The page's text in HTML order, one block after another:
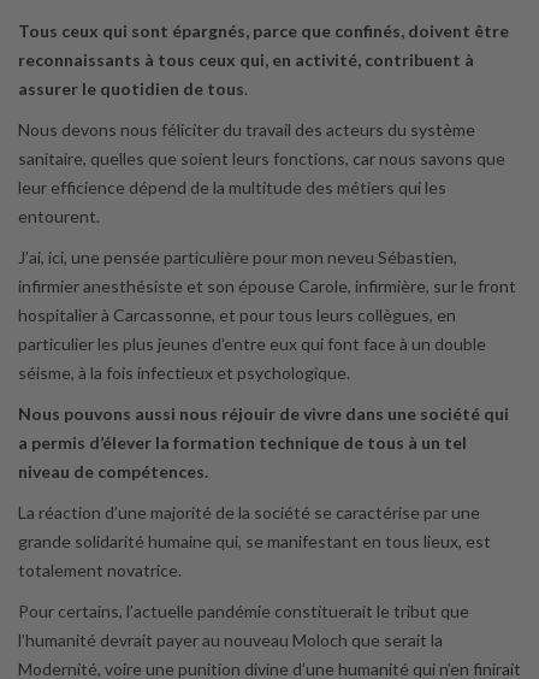
Tous ceux qui sont épargnés, parce que confinés, doivent être
reconnaissants à tous ceux qui, en activité, contribuent à
assurer le quotidien de tous.
Nous devons nous féliciter du travail des acteurs du système
sanitaire, quelles que soient leurs fonctions, car nous savons que
leur efficience dépend de la multitude des métiers qui les
entourent.
J’ai, ici, une pensée particulière pour mon neveu Sébastien,
infirmier anesthésiste et son épouse Carole, infirmière, sur le front
hospitalier à Carcassonne, et pour tous leurs collègues, en
particulier les plus jeunes d’entre eux qui font face à un double
séisme, à la fois infectieux et psychologique.
Nous pouvons aussi nous réjouir de vivre dans une société qui
a permis d’élever la formation technique de tous à un tel
niveau de compétences.
La réaction d’une majorité de la société se caractérise par une
grande solidarité humaine qui, se manifestant en tous lieux, est
totalement novatrice.
Pour certains, l’actuelle pandémie constituerait le tribut que
l’humanité devrait payer au nouveau Moloch que serait la
Modernité, voire une punition divine d’une humanité qui n’en finirait